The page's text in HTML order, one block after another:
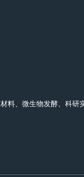
料、微生物发酵、科研